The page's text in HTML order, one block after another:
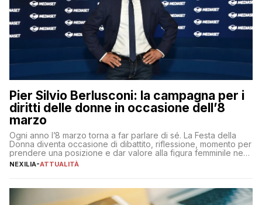
Pier Silvio Berlusconi: la campagna per i
diritti delle donne in occasione dell’8
marzo
Ogni anno l’8 marzo torna a far parlare di sé. La Festa della
Donna diventa occasione di dibattito, riflessione, momento per
prendere una posizione e dar valore alla figura femminile nella
sua complessità e crucialità. A lanciare un messaggio “forte e
NEXILIA-ATTUALITÀ